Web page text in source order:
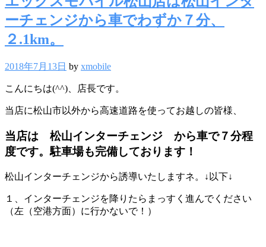
ーチェンジから車でわずか７分、
２.1km。
2018年7月13日 by xmobile
こんにちは(^^)、店長です。
当店に松山市以外から高速道路を使ってお越しの皆様、
当店は 松山インターチェンジ から車で７分程
度です。駐車場も完備しております！
松山インターチェンジから誘導いたしますネ。↓以下↓
１、インターチェンジを降りたらまっすく進んでください
（左（空港方面）に行かないで！）